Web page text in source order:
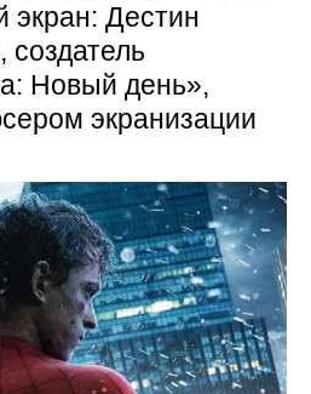
экран: Дестин
создатель
Новый день»,
экранизации